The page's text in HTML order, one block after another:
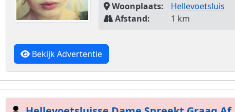
Woonplaats:
Hellevoetsluis
Afstand:
1 km
Bekijk Advertentie